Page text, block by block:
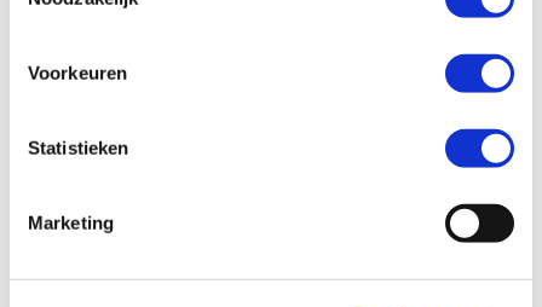
Voorkeuren
Statistieken
Marketing
MotoPort Rockanje
MotoPort Echt